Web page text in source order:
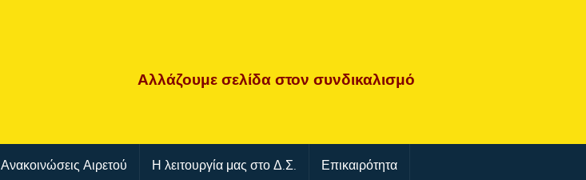
Αλλάζουμεσελίδαστον συνδικαλισμό
Ανακοινώσεις Αιρετού Η λειτουργία μας στο Δ.Σ. Επικαιρότητα